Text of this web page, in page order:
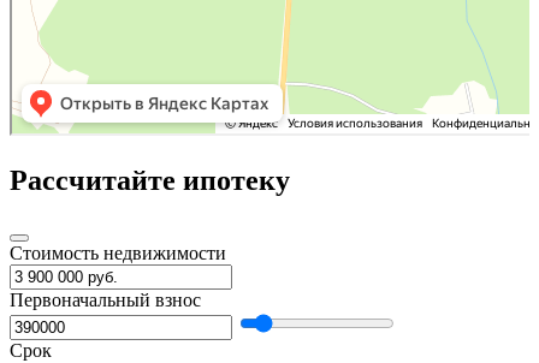
Рассчитайте ипотеку
Стоимость недвижимости
Первоначальный взнос
Срок